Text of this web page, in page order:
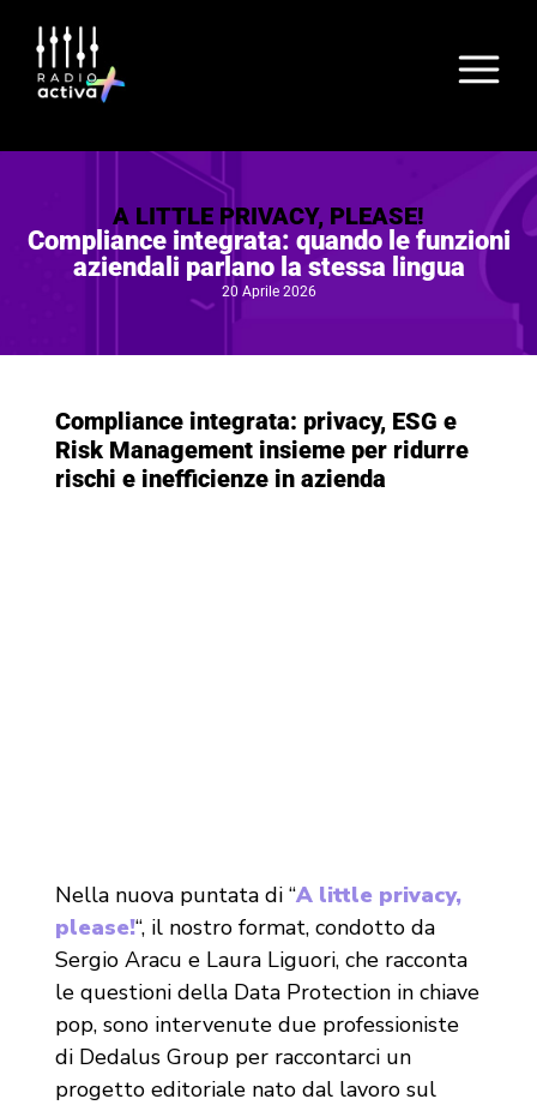
A LITTLE PRIVACY, PLEASE!
Compliance integrata: quando le funzioni
aziendali parlano la stessa lingua
20 Aprile 2026
Compliance integrata: privacy, ESG e
Risk Management insieme per ridurre
rischi e inefficienze in azienda
Nella nuova puntata di “A little privacy,
please!“, il nostro format, condotto da
Sergio Aracu e Laura Liguori, che racconta
le questioni della Data Protection in chiave
pop, sono intervenute due professioniste
di Dedalus Group per raccontarci un
progetto editoriale nato dal lavoro sul